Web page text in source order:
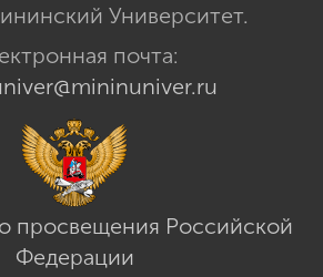
Университет.
почта:
просвещения Российской
Федерации